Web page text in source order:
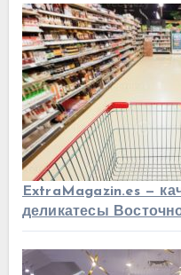
ExtraMagazin.es —
деликатесы